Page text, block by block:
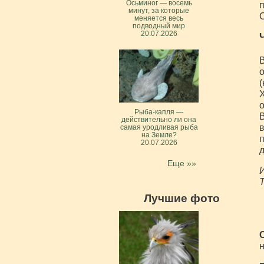
Осьминог — восемь
минут, за которые
меняется весь
подводный мир
20.07.2026
Рыба-капля —
действительно ли она
самая уродливая рыба
на Земле?
20.07.2026
Еще »»
Лучшие фото